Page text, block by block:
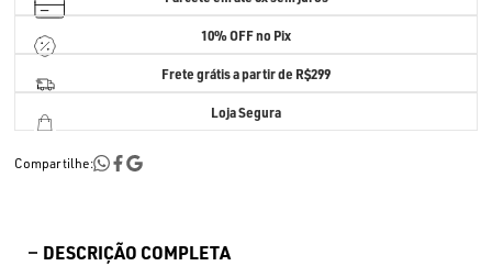
10% OFF no Pix
Frete grátis a partir de R$299
Loja Segura
Compartilhe:
DESCRIÇÃO COMPLETA